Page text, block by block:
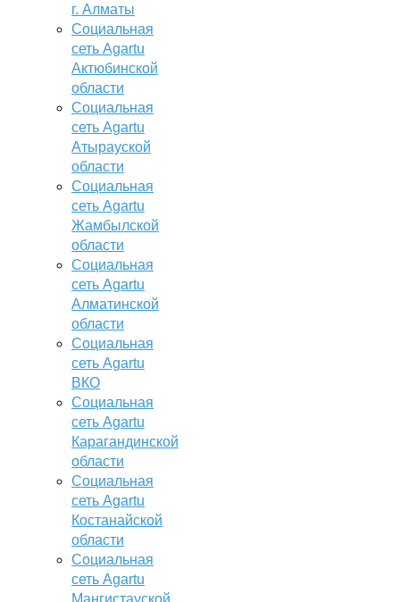
г. Алматы
Социальная
сеть Agartu
Актюбинской
области
Социальная
сеть Agartu
Атырауской
области
Социальная
сеть Agartu
Жамбылской
области
Социальная
сеть Agartu
Алматинской
области
Социальная
сеть Agartu
ВКО
Социальная
сеть Agartu
Карагандинской
области
Социальная
сеть Agartu
Костанайской
области
Социальная
сеть Agartu